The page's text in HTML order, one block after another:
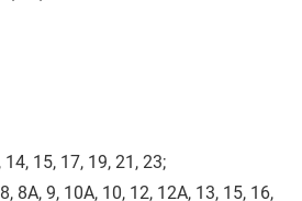
15, 17, 19, 21, 23;
8А, 9, 10А, 10, 12, 12А, 13, 15, 16,